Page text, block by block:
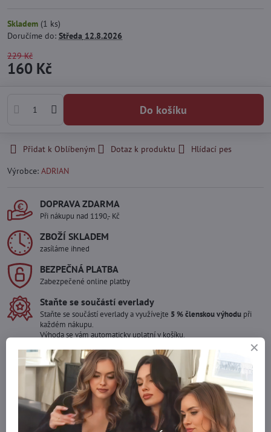
Skladem (1 ks)
Doručíme do: Středa 12.8.2026
229 Kč
160 Kč
Do košíku
Přidat k Oblíbeným Dotaz k produktu
Hlídací pes
Výrobce: ADRIAN
DOPRAVA ZDARMA
Při nákupu nad 1190,- Kč
ZBOŽÍ SKLADEM
zasíláme ihned
BEZPEČNÁ PLATBA
Zabezpečené online platby
Staňte se součástí everlady
Staňte se součástí everlady a využívejte 5 % členskou výhodu při
každém nákupu.
Výhoda se vám automaticky uplatní v košíku.
Máte zájem o více kusů ?
Kontaktujte nás na mail, zboží pro Vás doskladníme!
info​@everlady​.eu